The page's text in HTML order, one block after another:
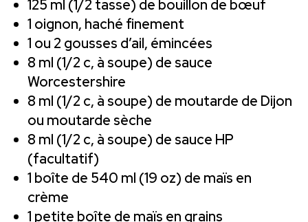
125 ml (1/2 tasse) de bouillon de bœuf
1 oignon, haché finement
1 ou 2 gousses d’ail, émincées
8 ml (1/2 c, à soupe) de sauce
Worcestershire
8 ml (1/2 c, à soupe) de moutarde de Dijon
ou moutarde sèche
8 ml (1/2 c, à soupe) de sauce HP
(facultatif)
1 boîte de 540 ml (19 oz) de maïs en
crème
1 petite boîte de maïs en grains